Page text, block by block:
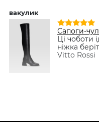
товар
✅ Самый
популярный товар
вакулик
Сапоги-
Ці чоботи
ніжка
Vitto Rossi